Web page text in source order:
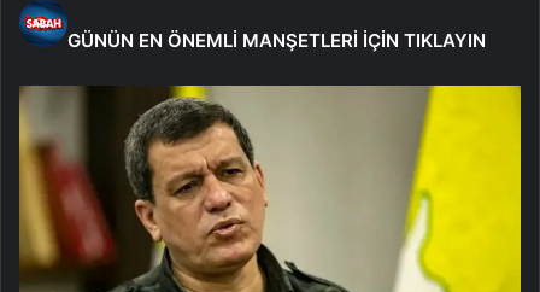
GÜNÜN EN ÖNEMLİ MANŞETLERİ İÇİN TIKLAYIN